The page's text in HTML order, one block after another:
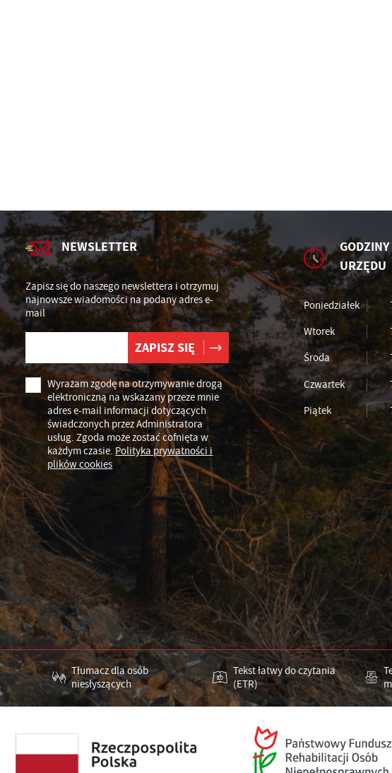
NEWSLETTER
Zapisz się do naszego newslettera i otrzymuj
najnowsze wiadomości na podany adres e-
mail
Wyrażam zgodę na otrzymywanie drogą
elektroniczną na wskazany przeze mnie
adres e-mail informacji dotyczących
świadczonych przez Administratora
usług. Zgoda może zostać cofnięta w
każdym czasie.Polityka prywatności i
plików cookies
GODZINY
URZĘDU
Poniedziałek
Wtorek
Środa
Czwartek
Piątek
Tłumacz dla osób
niesłyszących
Tekst łatwy do czytania
(ETR)
komunikatów mediów społecznościowych.